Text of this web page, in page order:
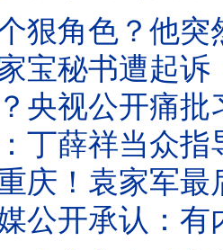
：谁不用谁就是叛徒！海归高官正要演讲，突
名稀奇。胡舒立压力大，被迫切割王岐山。
！内部爆猛料：大上海淹没，祸起下水道
上海女当面对习表不屑。大上海淹没，习大
？他该立马叛逃。将有大事发生？深圳突然升
料高层权力斗争。上海突变水城，半个中国泡